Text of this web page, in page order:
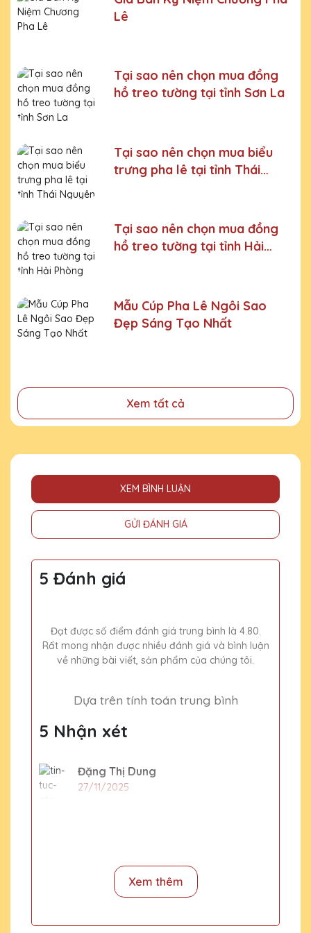
Bước 5:Gửi hàng cho khách
Bước 6:
và nghiêm ngặt ở từng khâu sản xuất.Xưởng sản xuất
cúp pha lê uy tín, chất lượng
Chúng tôi là đơn vị sản xuất trực tiếp, uy tín, giá rẻ. Nhận
sản xuất theo ý tưởng của khách hàng.
Quà tặng Cúp Pha Lê Vinh Danh An Thảo cung cấp tới
Quý khách hàng thành phẩm bao gồm hộp xi lót lụa
vàng, với 2 màu lựa chọn xanh hoặc đỏ làm tăng thêm
tính trang trọng cho sản phẩm.
Sản phẩm được làm từ chất liệu pha lê vô cùng tinh tế,
sang trọng, gửi đến người nhận những ý nghĩa to lớn:
- Vinh danh cá nhân, tập thể đạt thành tích xuất sắc
cá nhân, tập thể
- Tri ân, thay lời cảm ơn gửi đến những cá nhân, tổ chức
đã cống hiến, đóng góp cho doanh nghiệp, cho cộng
Lê
Tại sao nên chọn mua đồng
hồ treo tường tại tỉnh Sơn La
Tại sao nên chọn mua biểu
trưng pha lê tại tỉnh Thái
Tại sao nên chọn mua đồng
hồ treo tường tại tỉnh Hải
Mẫu Cúp Pha Lê Ngôi Sao
Đẹp Sáng Tạo Nhất
Xem tất cả
XEM BÌNH LUẬN
GỬI ĐÁNH GIÁ
5 Đánh giá
Đạt được số điểm đánh giá trung bình là 4.80.
Rất mong nhận được nhiều đánh giá và bình luận
về những bài viết, sản phẩm của chúng tôi.
Dựa trên tính toán trung bình
5 Nhận xét
Đặng Thị Dung
27/11/2025
CSKH Pha Lê Hà Nội
Dịp cuối năm rất nhiều đơn hàng và
Xem thêm